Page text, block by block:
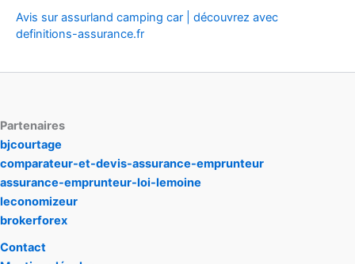
Avis sur assurland camping car | découvrez avec
definitions-assurance.fr
Partenaires
bjcourtage
comparateur-et-devis-assurance-emprunteur
assurance-emprunteur-loi-lemoine
leconomizeur
brokerforex
Contact